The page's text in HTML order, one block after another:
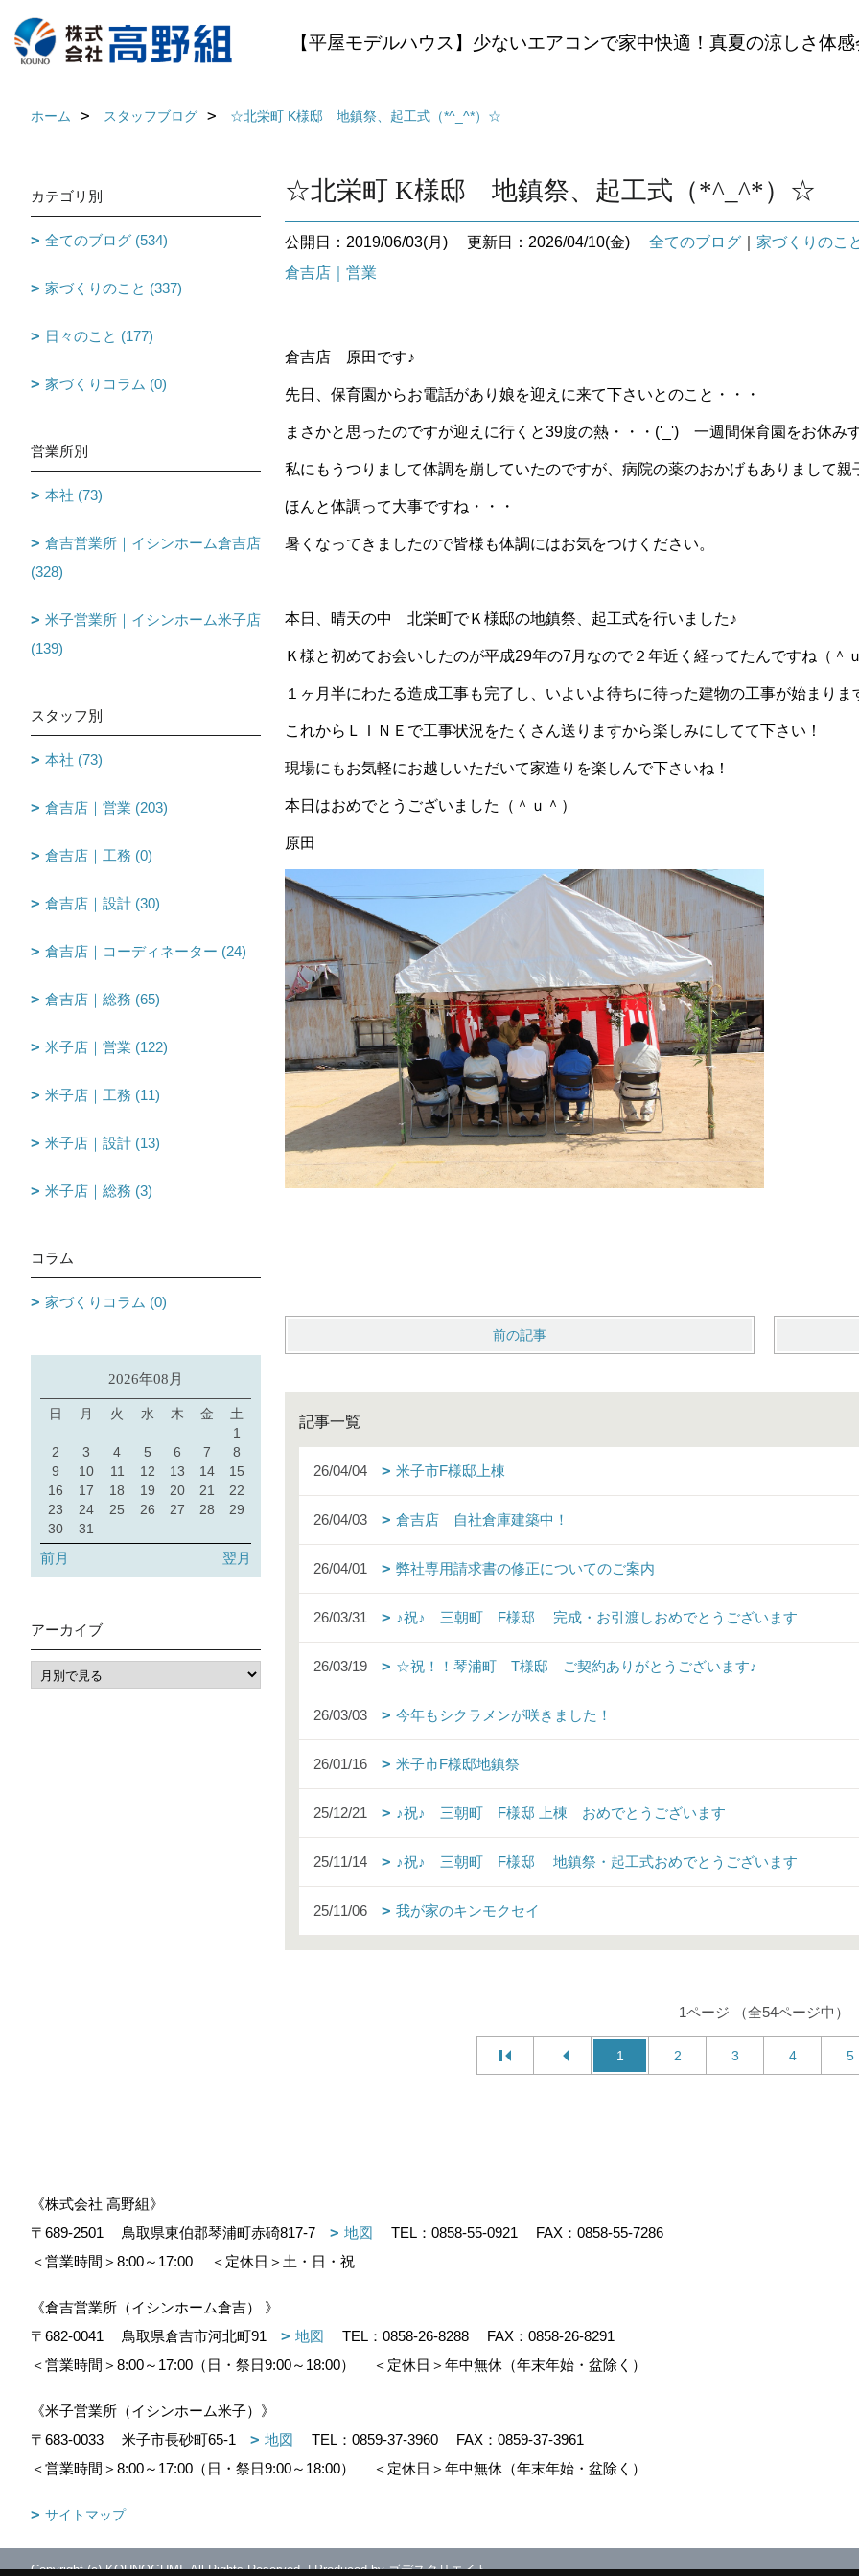
【平屋モデルハウス】少ないエアコンで家中快適！真夏の涼しさ体感
ホーム スタッフブログ ☆北栄町 K様邸 地鎮祭、起工式（*^_^*）☆
☆北栄町 K様邸 地鎮祭、起工式（*^_^*）☆
公開日：2019/06/03(月) 更新日：2026/04/10(金) 全てのブログ
家づくりのこ
倉吉店｜営業
倉吉店 原田です♪
先日、保育園からお電話があり娘を迎えに来て下さいとのこと・・・
まさかと思ったのですが迎えに行くと39度の熱・・・('_') 一週間保育園をお休み
私にもうつりまして体調を崩していたのですが、病院の薬のおかげもありまして
ほんと体調って大事ですね・・・
暑くなってきましたので皆様も体調にはお気をつけください。
本日、晴天の中 北栄町でＫ様邸の地鎮祭、起工式を行いました♪
Ｋ様と初めてお会いしたのが平成29年の7月なので２年近く経ってたんですね（＾
１ヶ月半にわたる造成工事も完了し、いよいよ待ちに待った建物の工事が始まりま
これからＬＩＮＥで工事状況をたくさん送りますから楽しみにしてて下さい！
現場にもお気軽にお越しいただいて家造りを楽しんで下さいね！
本日はおめでとうございました（＾ｕ＾）
原田
前の記事
記事一覧
26/04/04 米子市F様邸上棟
26/04/03 倉吉店 自社倉庫建築中！
26/04/01 弊社専用請求書の修正についてのご案内
26/03/31 ♪祝♪ 三朝町 F様邸 完成・お引渡しおめでとうございます
26/03/19 ☆祝！！琴浦町 T様邸 ご契約ありがとうございます♪
26/03/03 今年もシクラメンが咲きました！
26/01/16 米子市F様邸地鎮祭
25/12/21 ♪祝♪ 三朝町 F様邸 上棟 おめでとうございます
25/11/14 ♪祝♪ 三朝町 F様邸 地鎮祭・起工式おめでとうございます
25/11/06 我が家のキンモクセイ
1ページ （全54ページ中）
1 2 3 4 5
カテゴリ別
全てのブログ (534)
家づくりのこと (337)
日々のこと (177)
家づくりコラム (0)
営業所別
本社 (73)
倉吉営業所｜イシンホーム倉吉店
(328)
米子営業所｜イシンホーム米子店
(139)
スタッフ別
本社 (73)
倉吉店｜営業 (203)
倉吉店｜工務 (0)
倉吉店｜設計 (30)
倉吉店｜コーディネーター (24)
倉吉店｜総務 (65)
米子店｜営業 (122)
米子店｜工務 (11)
米子店｜設計 (13)
米子店｜総務 (3)
コラム
家づくりコラム (0)
2026年08月
日 月 火 水 木 金
土
1
2
3 4 5 6 7
8
9
10 11 12 13 14
15
16
17 18 19 20 21
22
23
24 25 26 27 28
29
30
31
前月 翌月
アーカイブ
《株式会社 高野組》
〒689-2501
鳥取県東伯郡琴浦町赤碕817-7 地図 TEL： 0858-55-0921
FAX：0858-55-7286
＜営業時間＞8:00～17:00
＜定休日＞土・日・祝
《倉吉営業所（イシンホーム倉吉） 》
〒682-0041
鳥取県倉吉市河北町91 地図 TEL： 0858-26-8288
FAX：0858-26-8291
＜営業時間＞8:00～17:00（日・祭日9:00～18:00）
＜定休日＞年中無休（年末年始・盆除く）
《米子営業所（イシンホーム米子）》
〒683-0033
米子市長砂町65-1 地図 TEL： 0859-37-3960
FAX：0859-37-3961
＜営業時間＞8:00～17:00（日・祭日9:00～18:00）
＜定休日＞年中無休（年末年始・盆除く）
サイトマップ
Copyright (c) KOUNOGUMI. All Rights Reserved.|Produced byゴデスクリエイト